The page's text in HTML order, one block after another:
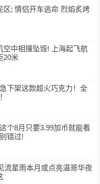
区; 情侣开车逃命 烈焰炙烤
空中相撞坠毁! 上海起飞航
20米
下架这款超火巧克力！全
个8月只要3.99加币就能看
错过!
流星雨本月或点亮温哥华夜